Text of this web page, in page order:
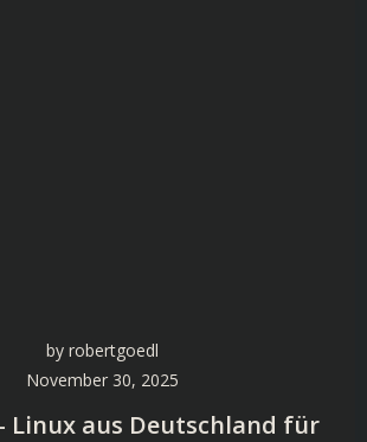
by robertgoedl
November 30, 2025
Linux aus Deutschland für